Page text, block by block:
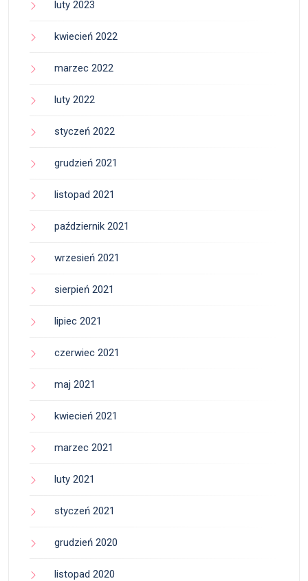
luty 2023
kwiecień 2022
marzec 2022
luty 2022
styczeń 2022
grudzień 2021
listopad 2021
październik 2021
wrzesień 2021
sierpień 2021
lipiec 2021
czerwiec 2021
maj 2021
kwiecień 2021
marzec 2021
luty 2021
styczeń 2021
grudzień 2020
listopad 2020